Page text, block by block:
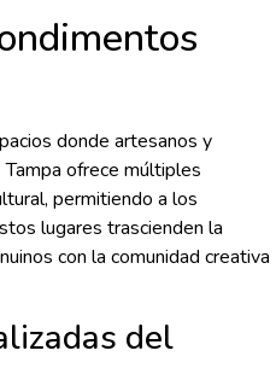
donde artesanos y
ofrece múltiples
permitiendo a los
lugares trascienden la
con la comunidad creativa
del